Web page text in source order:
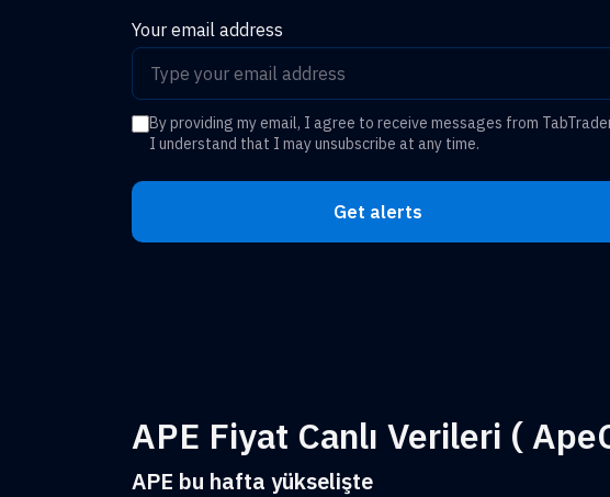
Your email address
By providing my email, I agree to receive messages from
I understand that I may unsubscribe at any time.
Get alerts
APE Fiyat Canlı Verileri (
APE bu hafta yükselişte